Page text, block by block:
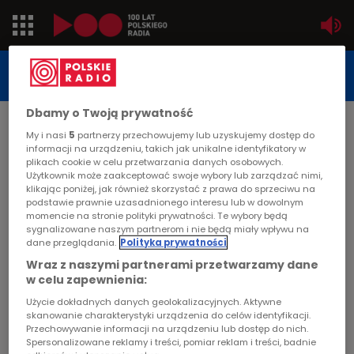
Jedynka
Dwójka
Trójka
Czwórka
PR24
Poland
Kierowcy
Dzieci
STUDIO REPORTAŻU
POLSKIEGO RADIA
2002-02-12
STRONA GŁÓWNA>ARTYKUŁ
Dramat dwóch światów
STUDIO REPORTAŻU I DOKUMENTU
Dramat dwóch światów
Dbamy o Twoją prywatność
My i nasi 5 partnerzy przechowujemy lub uzyskujemy dostęp do
informacji na urządzeniu, takich jak unikalne identyfikatory w
plikach cookie w celu przetwarzania danych osobowych.
Użytkownik może zaakceptować swoje wybory lub zarządzać nimi,
klikając poniżej, jak również skorzystać z prawa do sprzeciwu na
podstawie prawnie uzasadnionego interesu lub w dowolnym
momencie na stronie polityki prywatności. Te wybory będą
sygnalizowane naszym partnerom i nie będą miały wpływu na
dane przeglądania. Polityka prywatności
Wraz z naszymi partnerami przetwarzamy dane
w celu zapewnienia:
Użycie dokładnych danych geolokalizacyjnych. Aktywne
skanowanie charakterystyki urządzenia do celów identyfikacji.
Przechowywanie informacji na urządzeniu lub dostęp do nich.
Spersonalizowane reklamy i treści, pomiar reklam i treści, badnie